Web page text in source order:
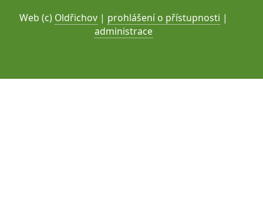
Web (c) Oldřichov | prohlášení o přístupnosti |
administrace